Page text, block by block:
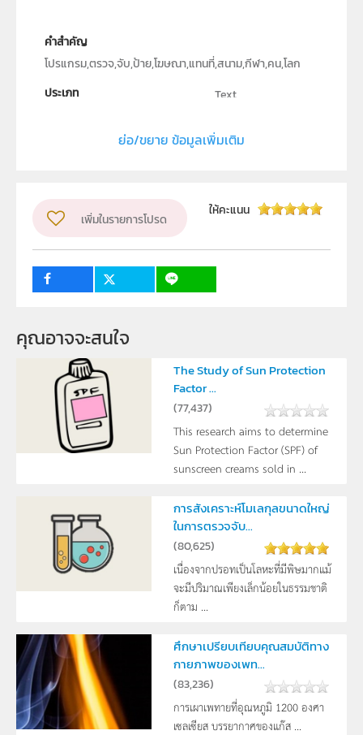
คำสำคัญ
โปรแกรม,ตรวจ,จับ,ป้าย,โฆษณา,แทนที่,สนาม,กีฬา,คน,โลก
ประเภท
Text
จุฬาลงกรณ์มหาวิทยาลัย
ระดับชั้น
ย่อ/ขยาย ข้อมูลเพิ่มเติม
เพิ่มในรายการโปรด
ให้คะแนน
คุณอาจจะสนใจ
The Study of Sun Protection
Factor ...
(77,437)
This research aims to determine
Sun Protection Factor (SPF) of
sunscreen creams sold in ...
การสังเคราะห์โมเลกุลขนาดใหญ่
ในการตรวจจับ...
(80,625)
เนื่องจากปรอทเป็นโลหะที่มีพิษมากแม้
จะมีปริมาณเพียงเล็กน้อยในธรรมชาติ
ก็ตาม ...
ศึกษาเปรียบเทียบคุณสมบัติทาง
กายภาพของเพท...
(83,236)
การเผาเพทายที่อุณหภูมิ 1200 องศา
เซลเซียส บรรยากาศของแก๊ส ...